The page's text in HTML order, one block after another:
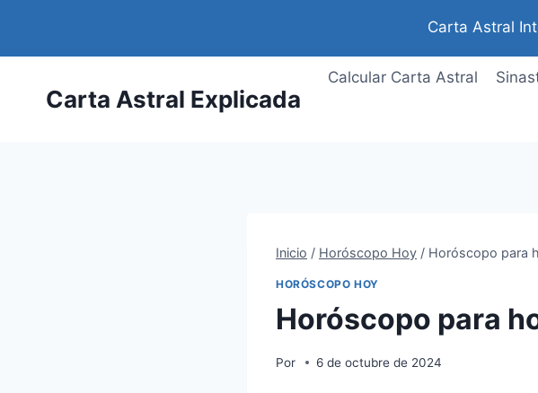
contenido
Carta Astral
Carta Astral Explicada
Calcular Carta Astral
Inicio / Horóscopo Hoy / Horóscopo para
HORÓSCOPO HOY
Horóscopo para
Por 6 de octubre de 2024